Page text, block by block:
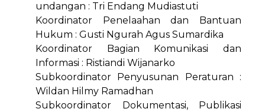
undangan : Tri Endang Mudiastuti
Koordinator Penelaahan dan Bantuan
Hukum : Gusti Ngurah Agus Sumardika
Koordinator Bagian Komunikasi dan
Informasi : Ristiandi Wijanarko
Subkoordinator Penyusunan Peraturan :
Wildan Hilmy Ramadhan
Subkoordinator Dokumentasi, Publikasi